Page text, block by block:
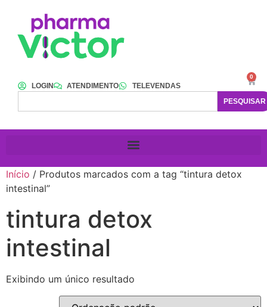
LOGIN ATENDIMENTO
TELEVENDAS
PESQUISAR
0
Início / Produtos marcados com a tag “tintura detox
intestinal”
tintura detox
intestinal
Exibindo um único resultado